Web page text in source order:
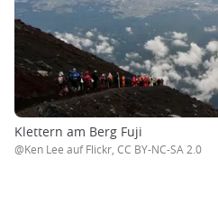
Klettern am Berg Fuji
@Ken Lee auf Flickr, CC BY-NC-SA 2.0